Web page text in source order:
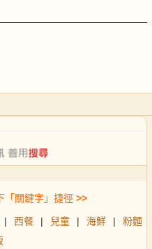
「關鍵字」捷徑 >>
| 西餐 | 兒童 | 海鮮 |
粉麵